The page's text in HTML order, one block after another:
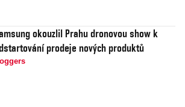
okouzlil Prahu dronovou show k
prodeje nových produktů